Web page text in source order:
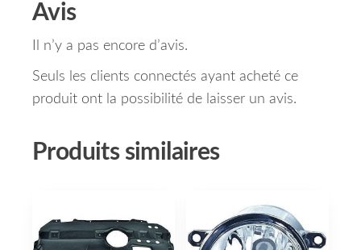
Avis
Il n’y a pas encore d’avis.
Seuls les clients connectés ayant acheté ce
produit ont la possibilité de laisser un avis.
Produits similaires